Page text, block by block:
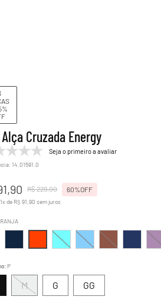
Cruzada Energy
Seja o primeiro a avaliar
: 14.01591.0
,90 R$229,00 60%OFF
1x de R$ 91 ,90 sem juros
: P
G GG
M